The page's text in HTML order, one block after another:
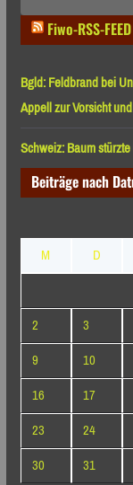
Fiwo-RSS-FEED
Bgld: Feldbrand bei
Appell zur Vorsicht
Schweiz: Baum
Beiträge nach
M
D
2
3
9
10
16
17
23
24
30
31